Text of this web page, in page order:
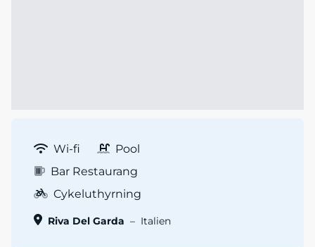
Wi-fi
Pool
Bar Restaurang
Cykeluthyrning
Riva Del Garda – Italien